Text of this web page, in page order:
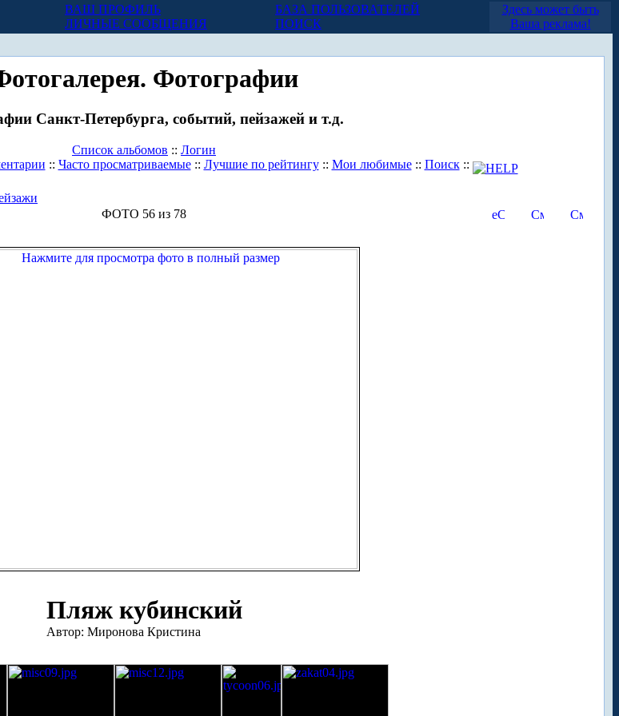
ВАШ ПРОФИЛЬ
ЛИЧНЫЕ СООБЩЕНИЯ
БАЗА ПОЛЬЗОВАТЕЛЕЙ
ПОИСК
Здесь может быть
Ваша реклама!
Фотографии
Санкт-Петербурга, событий, пейзажей и т.д.
Список альбомов :: Логин
:: Часто просматриваемые:: Лучшие по рейтингу:: Мои любимые:: Поиск::
ФОТО 56 из 78
Пляж кубинский
Автор: Миронова Кристина